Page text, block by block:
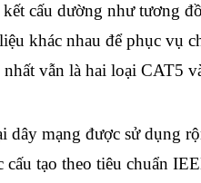
cấu dường như tương
khác nhau để phục vụ
vẫn là hai loại CAT5
mạng được sử dụng
cấu tạo theo tiêu chuẩn